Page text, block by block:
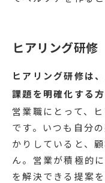
ヒアリング研修
ヒアリング研修は
課題を明確化する
営業職にとって、
です。いつも自分
かりしていると、
ん。営業が積極的
を解決できる提案